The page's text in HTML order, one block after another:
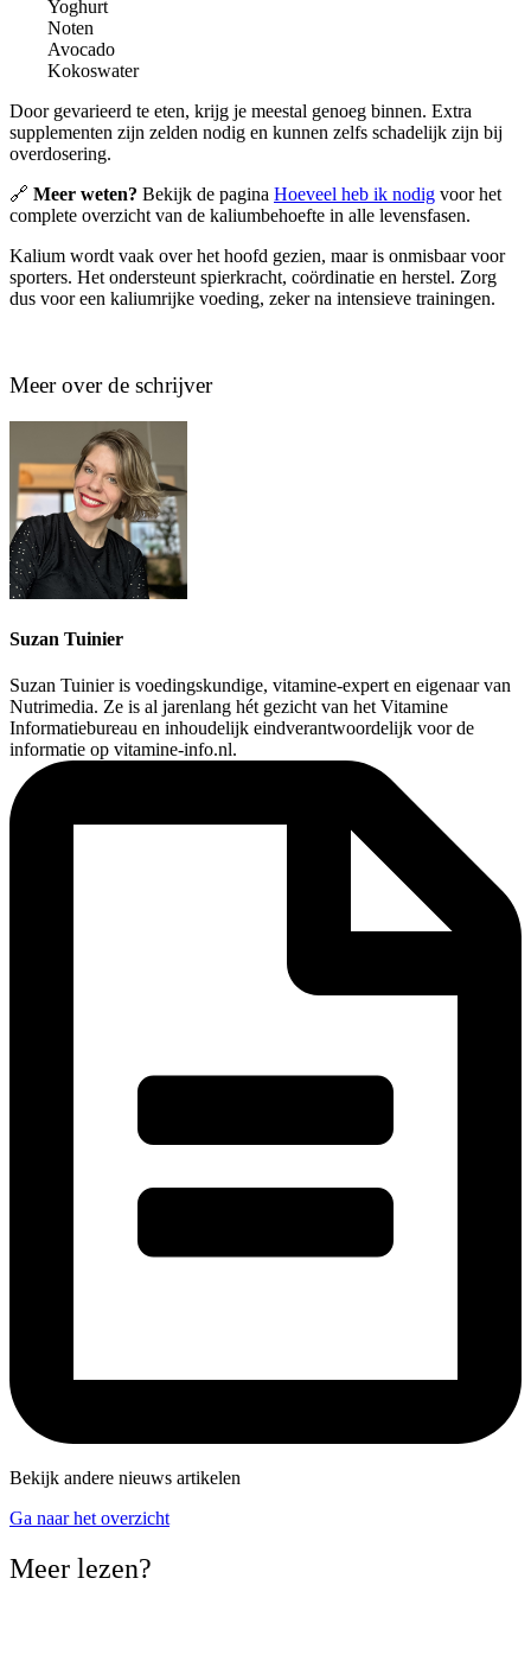
Yoghurt
Noten
Avocado
Kokoswater
Door gevarieerd te eten, krijg je meestal genoeg binnen. Extra
supplementen zijn zelden nodig en kunnen zelfs schadelijk zijn bij
overdosering.
🔗 Meer weten? Bekijk de pagina Hoeveel heb ik nodig voor het
complete overzicht van de kaliumbehoefte in alle levensfasen.
Kalium wordt vaak over het hoofd gezien, maar is onmisbaar voor
sporters. Het ondersteunt spierkracht, coördinatie en herstel. Zorg
dus voor een kaliumrijke voeding, zeker na intensieve trainingen.
Meer over de schrijver
Suzan Tuinier
Suzan Tuinier is voedingskundige, vitamine-expert en eigenaar van
Nutrimedia. Ze is al jarenlang hét gezicht van het Vitamine
Informatiebureau en inhoudelijk eindverantwoordelijk voor de
informatie op vitamine-info.nl.
Bekijk andere nieuws artikelen
Ga naar het overzicht
Meer lezen?